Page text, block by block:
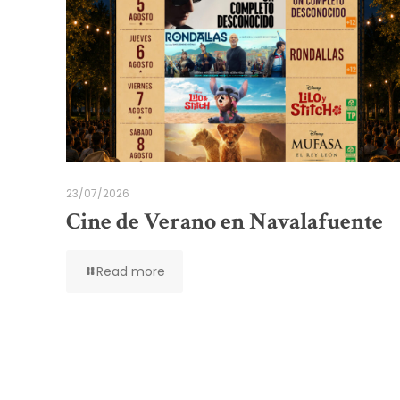
23/07/2026
Cine de Verano en Navalafuente
Read more